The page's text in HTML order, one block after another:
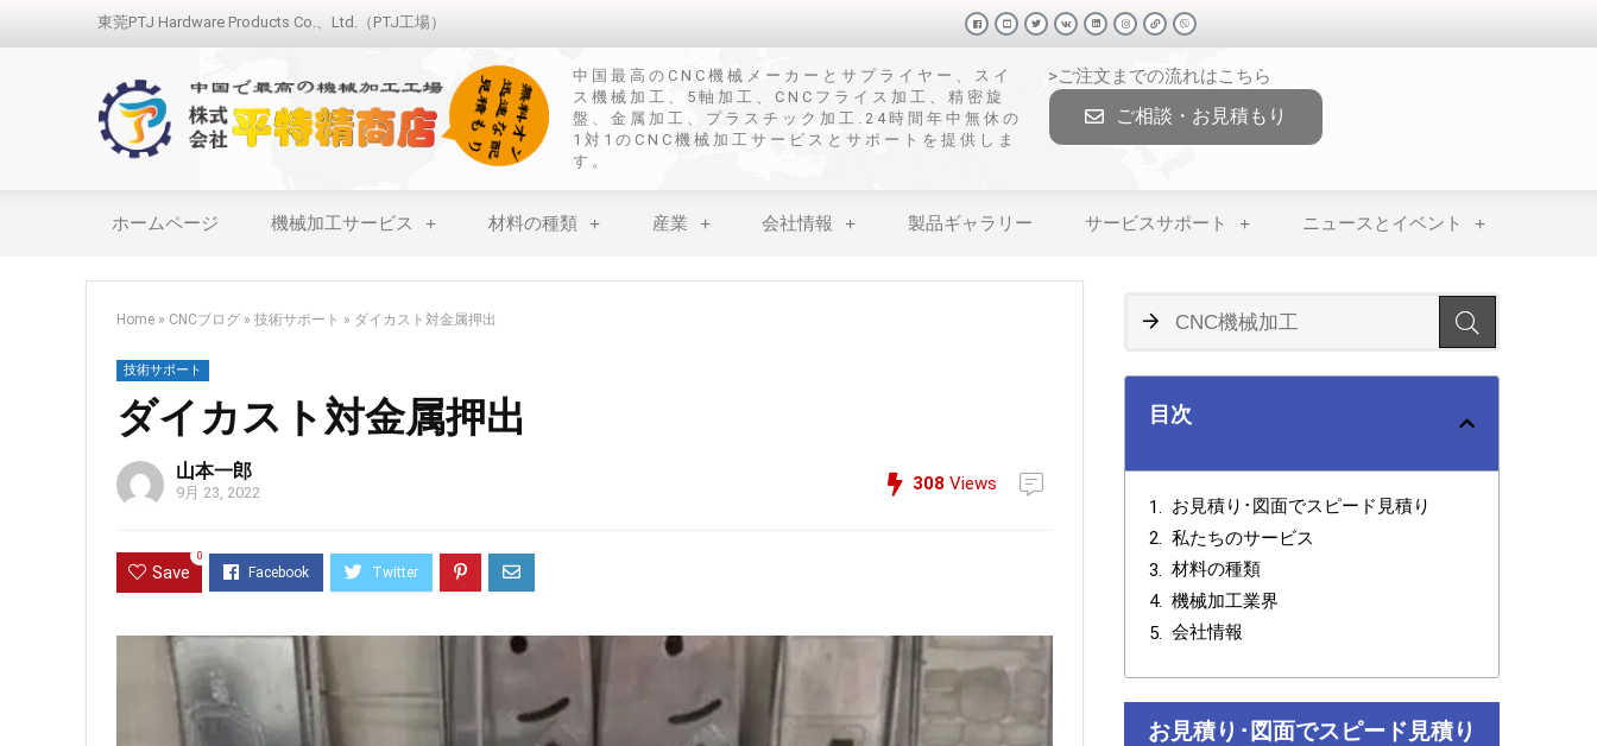
東莞PTJ Hardware Products Co.、Ltd.（PTJ工場）
中国最高のCNC機械メーカーとサプライヤー、スイ
ス機械加工、5軸加工、CNCフライス加工、精密旋
盤、金属加工、プラスチック加工.24時間年中無休の
1対1のCNC機械加工サービスとサポートを提供しま
す。
>ご注文までの流れはこちら
ご相談・お見積もり
ホームページ 機械加工サービス 材料の種類 産業 会社情報 製品ギャラリー サービスサポート ニュースとイベント
Home » CNCブログ » 技術サポート » ダイカスト対金属押出
技術サポート
ダイカスト対金属押出
山本一郎
9月 23, 2022 308 Views
Save
0
目次
お見積り･図面でスピード見積り
私たちのサービス
材料の種類
機械加工業界
会社情報
お見積り･図面でスピード見積り